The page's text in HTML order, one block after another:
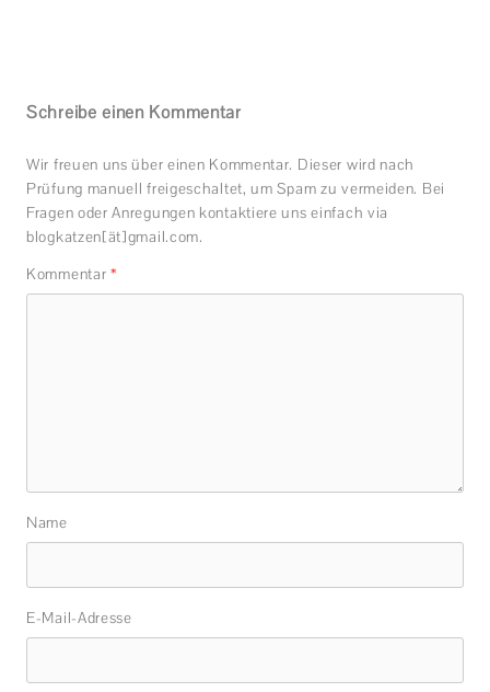
Schreibe einen Kommentar
Wir freuen uns über einen Kommentar. Dieser wird nach
Prüfung manuell freigeschaltet, um Spam zu vermeiden. Bei
Fragen oder Anregungen kontaktiere uns einfach via
blogkatzen[ät]gmail.com.
Kommentar *
Name
E-Mail-Adresse